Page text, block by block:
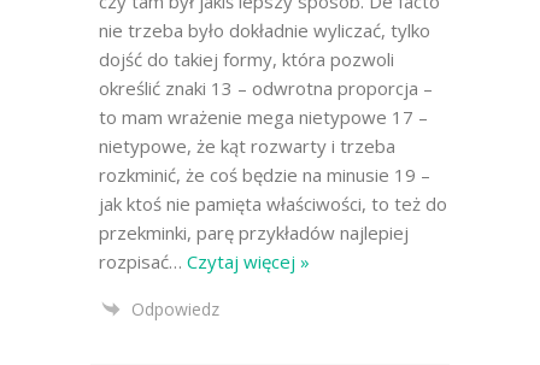
nie trzeba było dokładnie wyliczać, tylko
dojść do takiej formy, która pozwoli
określić znaki 13 – odwrotna proporcja –
to mam wrażenie mega nietypowe 17 –
nietypowe, że kąt rozwarty i trzeba
rozkminić, że coś będzie na minusie 19 –
jak ktoś nie pamięta właściwości, to też do
przekminki, parę przykładów najlepiej
rozpisać… Czytaj więcej »
Odpowiedz